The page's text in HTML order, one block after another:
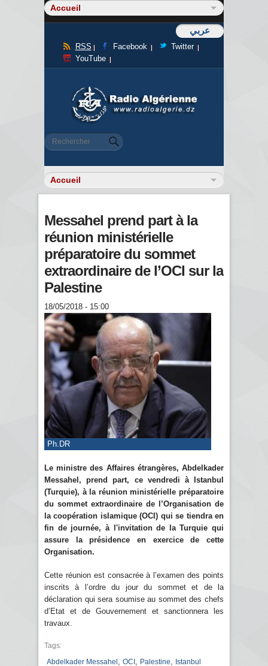
عربي
RSS Facebook
Twitter
YouTube
Formulaire de recherche
Rechercher
Messahel prend part à la
réunion ministérielle
préparatoire du sommet
extraordinaire de l’OCI sur la
Palestine
18/05/2018 - 15:00
Ph.DR
Le ministre des Affaires étrangères, Abdelkader
Messahel, prend part, ce vendredi à Istanbul
(Turquie), à la réunion ministérielle préparatoire
du sommet extraordinaire de l’Organisation de
la coopération islamique (OCI) qui se tiendra en
fin de journée, à l'invitation de la Turquie qui
assure la présidence en exercice de cette
Organisation.
Cette réunion est consacrée à l’examen des points
inscrits à l’ordre du jour du sommet et de la
déclaration qui sera soumise au sommet des chefs
d’Etat et de Gouvernement et sanctionnera les
travaux.
Tags:
Abdelkader Messahel
OCI Palestine Istanbul